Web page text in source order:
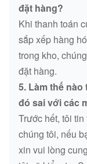
đặt hàng?
Khi thanh toán
sắp xếp hàng
trong kho,
đặt hàng.
5. Làm thế
đó sai với các
Trước hết, tôi
chúng tôi, nếu
xin vui lòng